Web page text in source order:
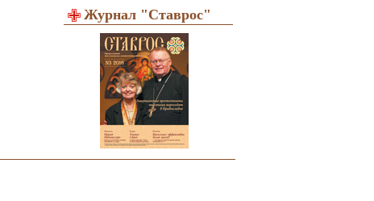
Журнал "Ставрос"